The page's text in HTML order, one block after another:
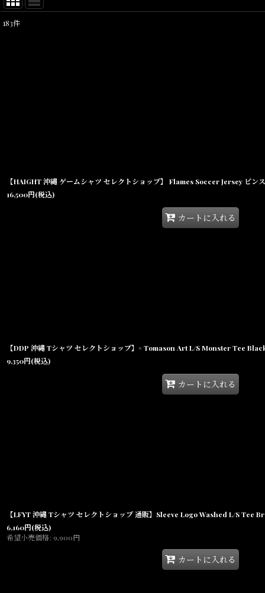
183件
16,500円(税込)
カートに入れる
【DDP 沖縄 Tシャツ セレクトショップ】× Tomason Art L/S Monster Tee
9,350円(税込)
カートに入れる
【LFYT 沖縄 Tシャツ セレクトショップ 通販】Sleeve Logo Washed L/S Tee
6,160円(税込)
希望小売価格: 9,900円
カートに入れる